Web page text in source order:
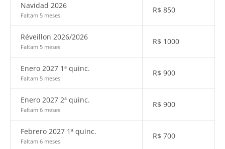
Navidad 2026
Faltam 5 meses
R$ 850
Réveillon 2026/2026
Faltam 5 meses
R$ 1000
Enero 2027 1ª quinc.
Faltam 5 meses
R$ 900
Enero 2027 2ª quinc.
Faltam 6 meses
R$ 900
Febrero 2027 1ª quinc.
Faltam 6 meses
R$ 700